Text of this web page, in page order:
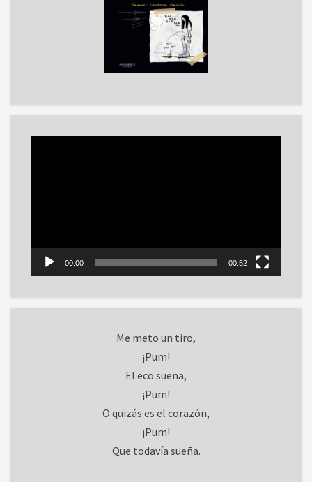
00:00 00:52
Me meto un tiro,
¡Pum!
El eco suena,
¡Pum!
O quizás es el corazón,
¡Pum!
Que todavía sueña.